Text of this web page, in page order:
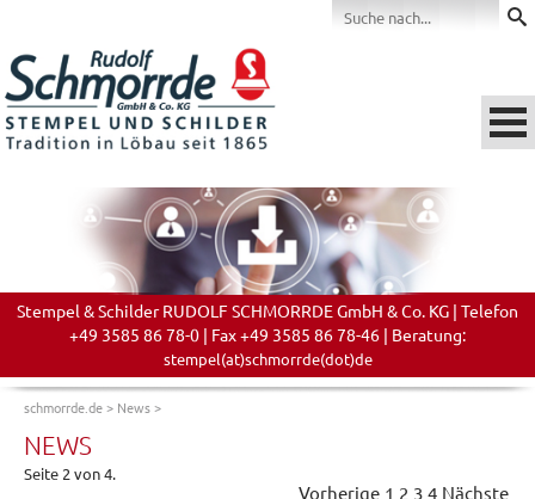
Stempel & Schilder RUDOLF SCHMORRDE GmbH & Co. KG | Telefon
+49 3585 86 78-0 | Fax +49 3585 86 78-46 | Beratung:
stempel(at)schmorrde(dot)de
schmorrde.de> News>
NEWS
Seite 2 von 4.
Vorherige 1 2 3 4 Nächste